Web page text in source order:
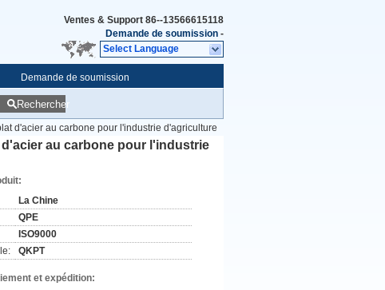
Ventes & Support 86--13566615118
Demande de soumission -
Select Language
Demande de soumission
Rechercher
d'acier au carbone pour l'industrie d'agriculture
au carbone pour l'industrie
La Chine
QPE
ISO9000
QKPT
et expédition: